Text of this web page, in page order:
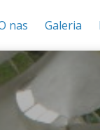
nas Galeria